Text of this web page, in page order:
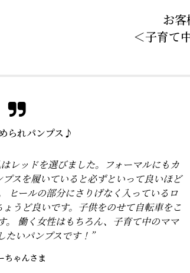
お
＜子育て
られパンプス♪
レッドを選びました。フォーマルにもカ
スを履いていると必ずといって良いほど
ヒールの部分にさりげなく入っているロ
うど良いです。子供をのせて自転車をこ
。 働く女性はもちろん、子育て中のママ
たいパンプスです！”
ちゃんさま